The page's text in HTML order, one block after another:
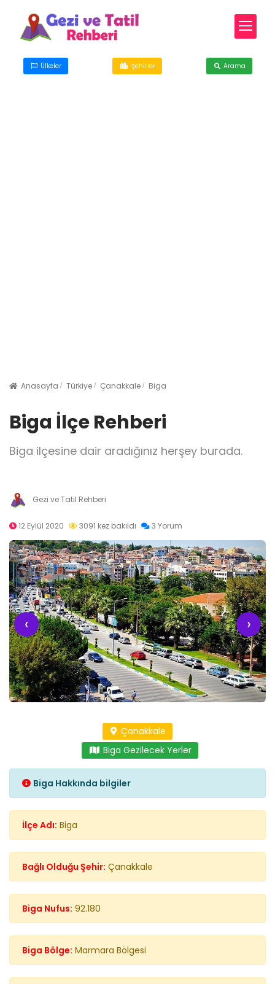
Ülkeler Şehirler Arama
Anasayfa Türkiye Çanakkale Biga
Biga İlçe Rehberi
Biga ilçesine dair aradığınız herşey burada.
Gezi ve Tatil Rehberi
12 Eylül 2020 3091 kez bakıldı 3 Yorum
‹ ›
Çanakkale
Biga Gezilecek Yerler
Biga Hakkında bilgiler
İlçe Adı: Biga
Bağlı Olduğu Şehir: Çanakkale
Biga Nufus: 92.180
Biga Bölge: Marmara Bölgesi